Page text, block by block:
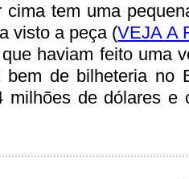
tem uma
visto a peça (VEJA A
haviam feito uma
bem de bilheteria no
milhões de dólares e